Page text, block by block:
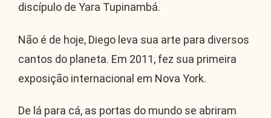
discípulo de Yara Tupinambá.
Não é de hoje, Diego leva sua arte para diversos
cantos do planeta. Em 2011, fez sua primeira
exposição internacional em Nova York.
De lá para cá, as portas do mundo se abriram